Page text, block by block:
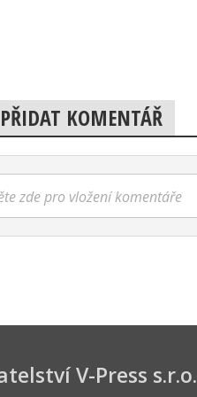
PŘIDAT KOMENTÁŘ
zde pro vložení komentáře
V-Press s.r.o.